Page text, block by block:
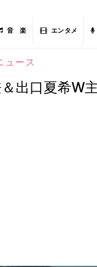
音 楽 エンタメ
ュース
出口夏希W